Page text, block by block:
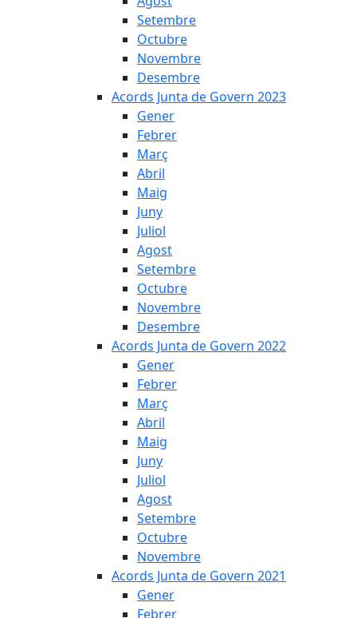
Setembre
Octubre
Novembre
Desembre
Acords Junta de Govern 2023
Gener
Febrer
Març
Abril
Maig
Juny
Juliol
Agost
Setembre
Octubre
Novembre
Desembre
Acords Junta de Govern 2022
Gener
Febrer
Març
Abril
Maig
Juny
Juliol
Agost
Setembre
Octubre
Novembre
Acords Junta de Govern 2021
Gener
Febrer